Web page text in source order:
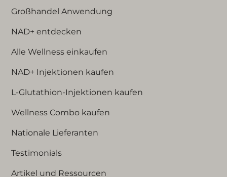
Großhandel Anwendung
NAD+ entdecken
Alle Wellness einkaufen
NAD+ Injektionen kaufen
L-Glutathion-Injektionen kaufen
Wellness Combo kaufen
Nationale Lieferanten
Testimonials
Artikel und Ressourcen